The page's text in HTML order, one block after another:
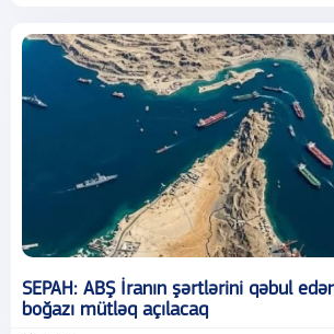
SEPAH: ABŞ İranın şərtlərini qəbul
boğazı mütləq açılacaq